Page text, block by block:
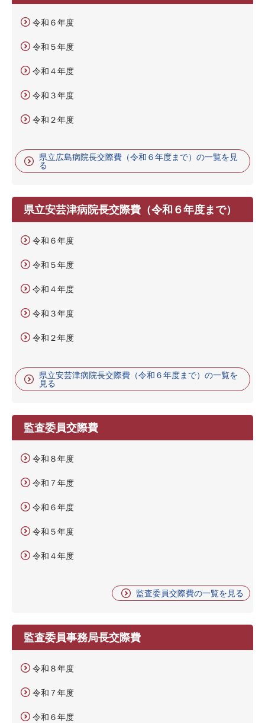
令和６年度
令和５年度
令和４年度
令和３年度
令和２年度
県立広島病院長交際費（令和６年度まで）の一覧を見
る
県立安芸津病院長交際費（令和６年度まで）
令和６年度
令和５年度
令和４年度
令和３年度
令和２年度
県立安芸津病院長交際費（令和６年度まで）の一覧を
見る
監査委員交際費
令和８年度
令和７年度
令和６年度
令和５年度
令和４年度
監査委員交際費の一覧を見る
監査委員事務局長交際費
令和８年度
令和７年度
令和６年度